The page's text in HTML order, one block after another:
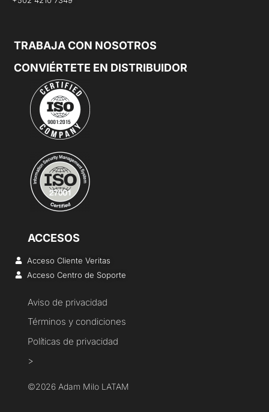
TRABAJA CON NOSOTROS
CONVIÉRTETE EN DISTRIBUIDOR
ACCESOS
Acceso Cliente Veritas
Acceso Centro de Soporte
Aviso de privacidad
Términos y condiciones
Políticas de privacidad
>
©2026 Adam Milo LATAM